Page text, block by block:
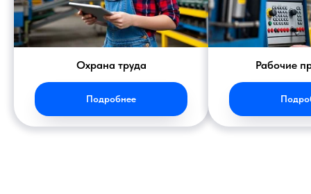
Охрана труда
Подробнее
Рабочие